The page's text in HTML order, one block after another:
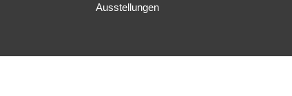
Ausstellungen